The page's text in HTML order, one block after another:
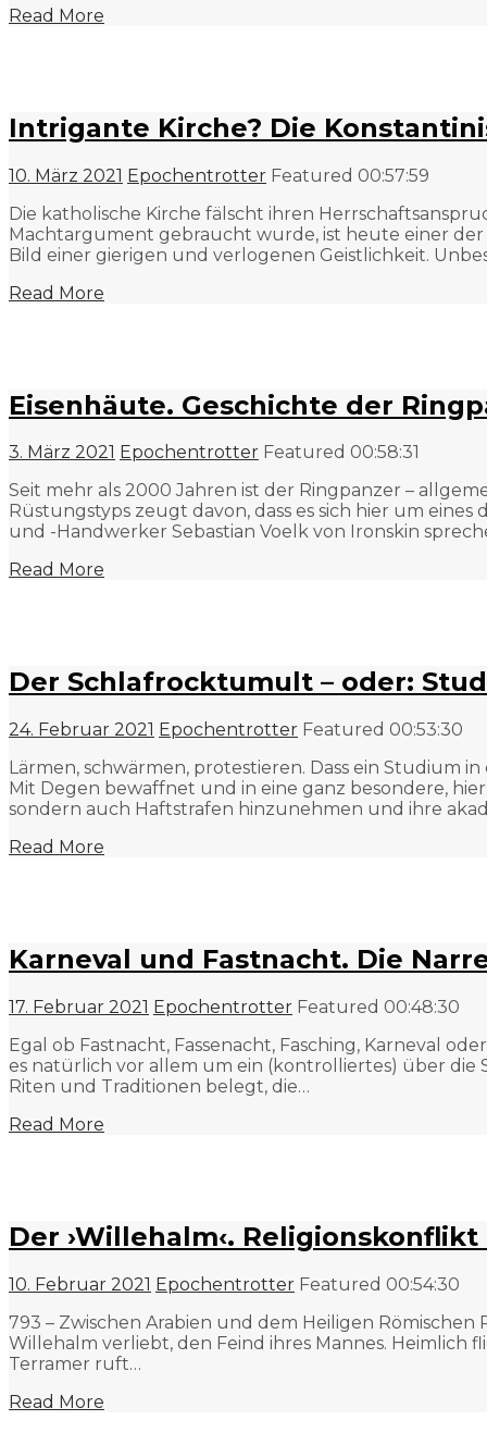
Read More
Intrigante Kirche? Die
10. März 2021 Epochentrotter Featured 00:57:59
Die katholische Kirche fälscht ihren
Machtargument gebraucht wurde, ist heute einer
Bild einer gierigen und verlogenen Geistlichkeit.
Read More
Eisenhäute. Geschichte der
3. März 2021 Epochentrotter Featured 00:58:31
Seit mehr als 2000 Jahren ist der Ringpanzer –
Rüstungstyps zeugt davon, dass es sich hier um
und -Handwerker Sebastian Voelk von Ironskin
Read More
Der Schlafrocktumult – oder:
24. Februar 2021 Epochentrotter Featured 00:53:30
Lärmen, schwärmen, protestieren. Dass ein Studium
Mit Degen bewaffnet und in eine ganz besondere,
sondern auch Haftstrafen hinzunehmen und ihre
Read More
Karneval und Fastnacht. Die
17. Februar 2021 Epochentrotter Featured 00:48:30
Egal ob Fastnacht, Fassenacht, Fasching, Karneval
es natürlich vor allem um ein (kontrolliertes) über die
Riten und Traditionen belegt, die…
Read More
Der ›Willehalm‹.
10. Februar 2021 Epochentrotter Featured 00:54:30
793 – Zwischen Arabien und dem Heiligen
Willehalm verliebt, den Feind ihres Mannes. Heimlich
Terramer ruft…
Read More